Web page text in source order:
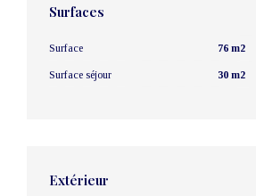
Surfaces
Surface 76 m2
Surface séjour 30 m2
Extérieur